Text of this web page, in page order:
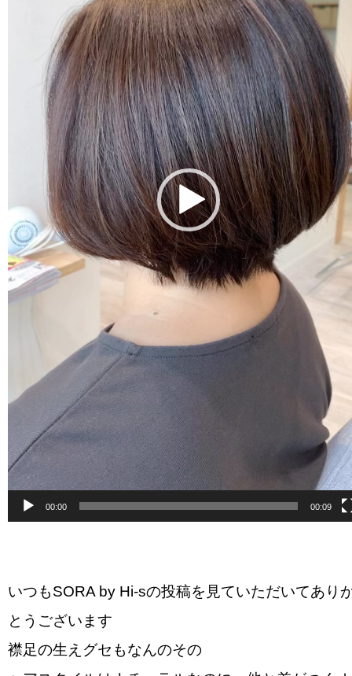
00:00 00:09
いつもSORA by Hi-sの投稿を見ていただいてあり
とうございます
襟足の生えグセもなんのその️